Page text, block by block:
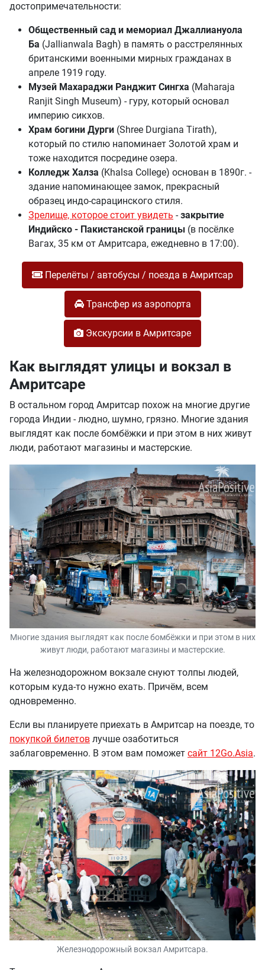
достопримечательности:
Общественный сад и мемориал Джаллиануола
Ба (Jallianwala Bagh) в память о расстрелянных
британскими военными мирных гражданах в
апреле 1919 году.
Музей Махараджи Ранджит Сингха (Maharaja
Ranjit Singh Museum) - гуру, который основал
империю сикхов.
Храм богини Дурги (Shree Durgiana Tirath),
который по стилю напоминает Золотой храм и
тоже находится посредине озера.
Колледж Халза (Khalsa College) основан в 1890г. -
здание напоминающее замок, прекрасный
образец индо-сарацинского стиля.
Зрелище, которое стоит увидеть -закрытие
Индийско - Пакистанской границы (в посёлке
Вагах, 35 км от Амритсара, ежедневно в 17:00).
Перелёты / автобусы / поезда в Амритсар
Трансфер из аэропорта
Экскурсии в Амритсаре
Как выглядят улицы и вокзал в
Амритсаре
В остальном город Амритсар похож на многие другие
города Индии - людно, шумно, грязно. Многие здания
выглядят как после бомбёжки и при этом в них живут
люди, работают магазины и мастерские.
Многие здания выглядят как после бомбёжки и при этом в них
живут люди, работают магазины и мастерские.
На железнодорожном вокзале снуют толпы людей,
которым куда-то нужно ехать. Причём, всем
одновременно.
Если вы планируете приехать в Амритсар на поезде, то
покупкой билетов лучше озаботиться
заблаговременно. В этом вам поможет сайт 12Go.Asia.
Железнодорожный вокзал Амритсара.